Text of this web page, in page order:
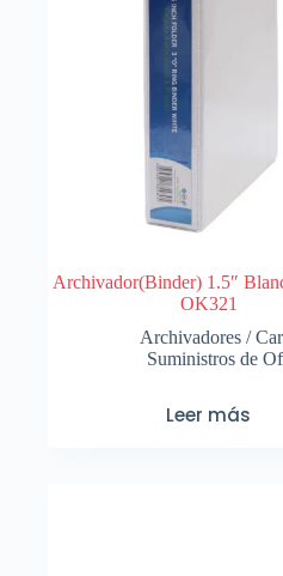
Archivador(Binder) 1.5″
OK321
Archivadores /
Suministros de
Leer más